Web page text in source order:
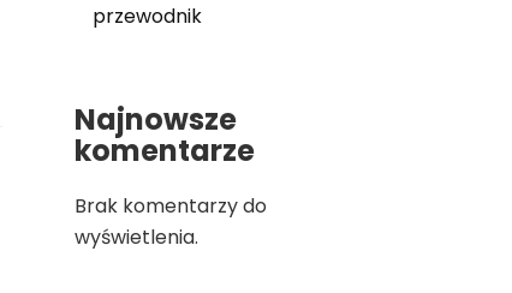
przewodnik
Najnowsze
komentarze
Brak komentarzy do
wyświetlenia.